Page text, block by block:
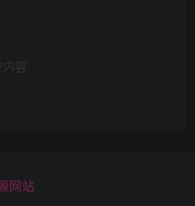
容
网站